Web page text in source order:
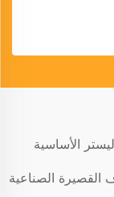
الأساسية
القصيرة الصناعية